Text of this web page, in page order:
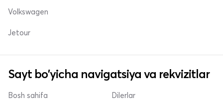
Volkswagen
Jetour
Sayt bo'yicha navigatsiya va rekvizitlar
Bosh sahifa Dilerlar